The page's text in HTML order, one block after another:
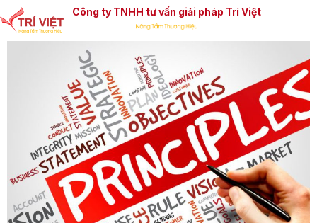
Công ty TNHH tư vấn giải pháp Trí Việt